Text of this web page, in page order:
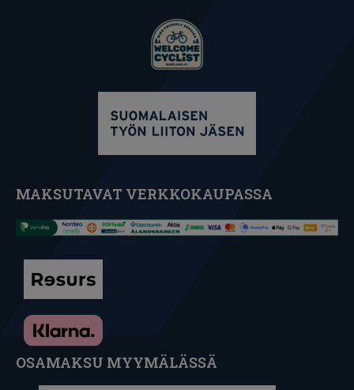
MAKSUTAVAT VERKKOKAUPASSA
OSAMAKSU MYYMÄLÄSSÄ